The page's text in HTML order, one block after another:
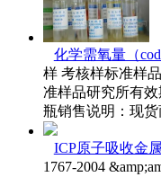
化学需氧量（
样 考核样标准样
准样品研究所有效
瓶销售说明：现
ICP原子吸收金
1767-2004